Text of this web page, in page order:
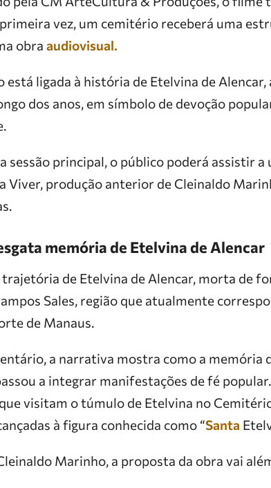
vez, um cemitério receberá uma
obra audiovisual.
está ligada à história de Etelvina de Alencar,
dos anos, em símbolo de devoção
sessão principal, o público poderá assistir a
Viver, produção anterior de Cleinaldo
memória de Etelvina de Alencar
de Etelvina de Alencar, morta de
Sales, região que atualmente
de Manaus.
a narrativa mostra como a memória
a integrar manifestações de fé
visitam o túmulo de Etelvina no
à figura conhecida como “Santa
Marinho, a proposta da obra vai